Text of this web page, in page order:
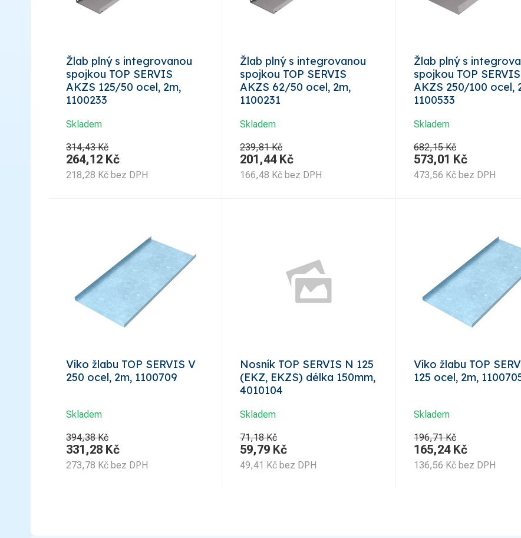
Žlab plný s integrovanou
spojkou TOP SERVIS
AKZS 125/50 ocel, 2m,
1100233
Skladem
314,43 Kč
264,12 Kč
218,28 Kč bez DPH
Žlab plný s integrovanou
spojkou TOP SERVIS
AKZS 62/50 ocel, 2m,
1100231
Skladem
239,81 Kč
201,44Kč
166,48 Kč bez DPH
Žlab plný s
spojkou TOP SERVIS
AKZS 250/100 ocel,
1100533
Skladem
682,15 Kč
573,01 Kč
473,56 Kč bez DPH
Víko žlabu TOP SERVIS V
250 ocel, 2m, 1100709
Skladem
394,38 Kč
331,28 Kč
273,78 Kč bez DPH
Nosník TOP SERVIS N 125
(EKZ, EKZS) délka 150mm,
4010104
Skladem
71,18 Kč
59,79 Kč
49,41 Kč bez DPH
Víko žlabu TOP
125 ocel, 2m,
Skladem
196,71 Kč
165,24Kč
136,56 Kč bez DPH